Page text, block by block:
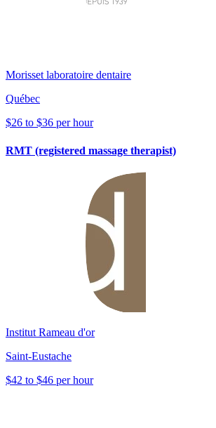
Morisset laboratoire dentaire
Québec
$26 to $36 per hour
RMT (registered massage therapist)
Institut Rameau d'or
Saint-Eustache
$42 to $46 per hour